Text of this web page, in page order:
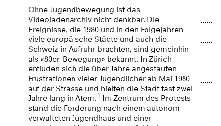
Ohne Jugendbewegung ist das
Videoladenarchiv nicht denkbar. Die
Ereignisse, die 1980 und in den Folgejahren
viele europäische Städte und auch die
Schweiz in Aufruhr brachten, sind gemeinhin
als «80er-Bewegung» bekannt. In Zürich
entluden sich die über Jahre angestauten
Frustrationen vieler Jugendlicher ab Mai 1980
auf der Strasse und hielten die Stadt fast zwei
Jahre lang in Atem.4Im Zentrum des Protests
stand die Forderung nach einem autonom
verwalteten Jugendhaus und einer